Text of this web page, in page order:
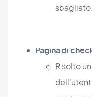
sbagliato.
Pagina di
Risolto